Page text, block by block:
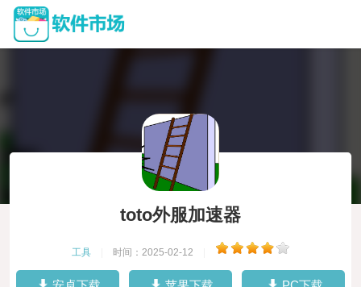
toto外服加速器
工具 时间：2025-02-12